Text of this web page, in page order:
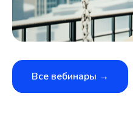
Все вебинары →